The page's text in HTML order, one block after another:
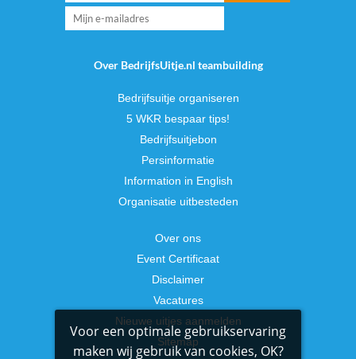
Over BedrijfsUitje.nl teambuilding
Bedrijfsuitje organiseren
5 WKR bespaar tips!
Bedrijfsuitjebon
Persinformatie
Information in English
Organisatie uitbesteden
Over ons
Event Certificaat
Disclaimer
Vacatures
Nieuwe uitjes aanmelden
Sitemap
Voor een optimale gebruikservaring
maken wij gebruik van cookies, OK?